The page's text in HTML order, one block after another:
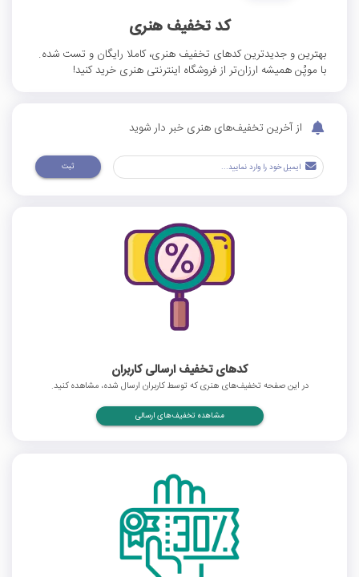
کد تخفیف هنری
بهترین و جدیدترین کدهای تخفیف هنری، کاملا رایگان و تست شده.
با موپُن همیشه ارزان‌تر از فروشگاه اینترنتی هنری خرید کنید!
از آخرین تخفیف‌های هنری خبر دار شوید
ثبت
کدهای تخفیف ارسالی کاربران
در این صفحه تخفیف‌های هنری که توسط کاربران ارسال شده، مشاهده کنید.
مشاهده تخفیف‌های ارسالی